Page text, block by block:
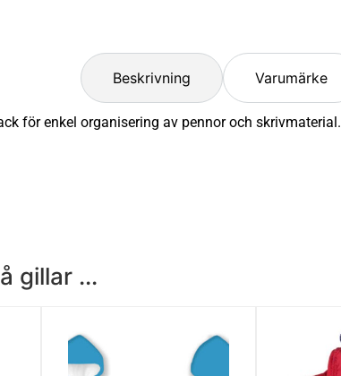
Beskrivning Varumärke
för enkel organisering av pennor och skrivmaterial.
gillar ...